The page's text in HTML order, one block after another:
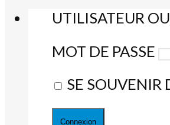
UTILISATEUR
MOT DE PASSE
SE SOUVENIR